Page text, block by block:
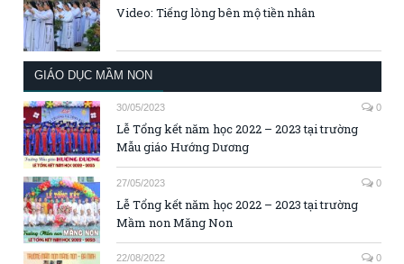
Video: Tiếng lòng bên mộ tiền nhân
GIÁO DỤC MẦM NON
30/05/2023 0
Lễ Tổng kết năm học 2022 – 2023 tại trường
Mẫu giáo Hướng Dương
27/05/2023 0
Lễ Tổng kết năm học 2022 – 2023 tại trường
Mầm non Măng Non
22/08/2022 0